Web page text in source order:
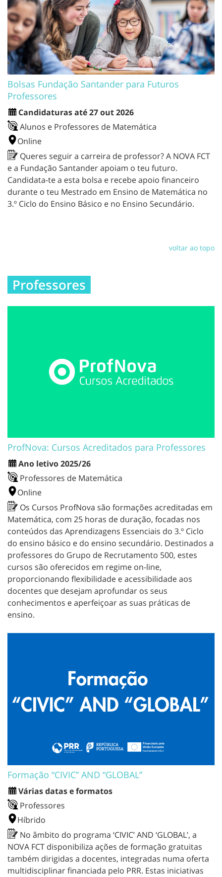
Bolsas Fundação Santander para Futuros
Professores
Candidaturas até 27 out 2026
Alunos e Professores de Matemática
Online
Queres seguir a carreira de professor? A NOVA FCT
e a Fundação Santander apoiam o teu futuro.
Candidata-te a esta bolsa e recebe apoio financeiro
durante o teu Mestrado em Ensino de Matemática no
3.º Ciclo do Ensino Básico e no Ensino Secundário.
voltar ao topo
Professores
ProfNova: Cursos Acreditados para Professores
Ano letivo 2025/26
Professores de Matemática
Online
Os Cursos ProfNova são formações acreditadas em
Matemática, com 25 horas de duração, focadas nos
conteúdos das Aprendizagens Essenciais do 3.º Ciclo
do ensino básico e do ensino secundário. Destinados a
professores do Grupo de Recrutamento 500, estes
cursos são oferecidos em regime on-line,
proporcionando flexibilidade e acessibilidade aos
docentes que desejam aprofundar os seus
conhecimentos e aperfeiçoar as suas práticas de
ensino.
Formação “CIVIC” AND “GLOBAL”
Várias datas e formatos
Professores
Híbrido
No âmbito do programa ‘CIVIC’ AND ‘GLOBAL’, a
NOVA FCT disponibiliza ações de formação gratuitas
também dirigidas a docentes, integradas numa oferta
multidisciplinar financiada pelo PRR. Estas iniciativas